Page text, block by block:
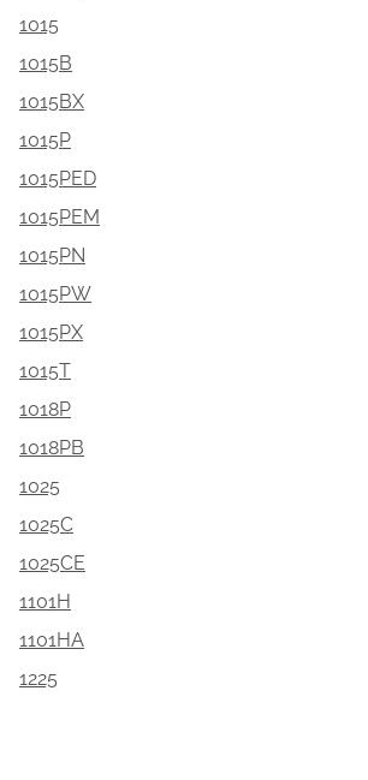
1015
1015B
1015BX
1015P
1015PED
1015PEM
1015PN
1015PW
1015PX
1015T
1018P
1018PB
1025
1025C
1025CE
1101H
1101HA
1225